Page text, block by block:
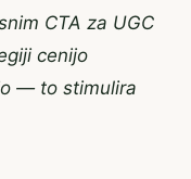
CTA za UGC
cenijo
— to stimulira